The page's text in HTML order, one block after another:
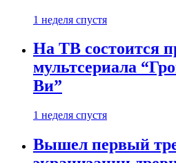
1 неделя спустя
На ТВ состоится
мультсериала
Ви”
1 неделя спустя
Вышел первый